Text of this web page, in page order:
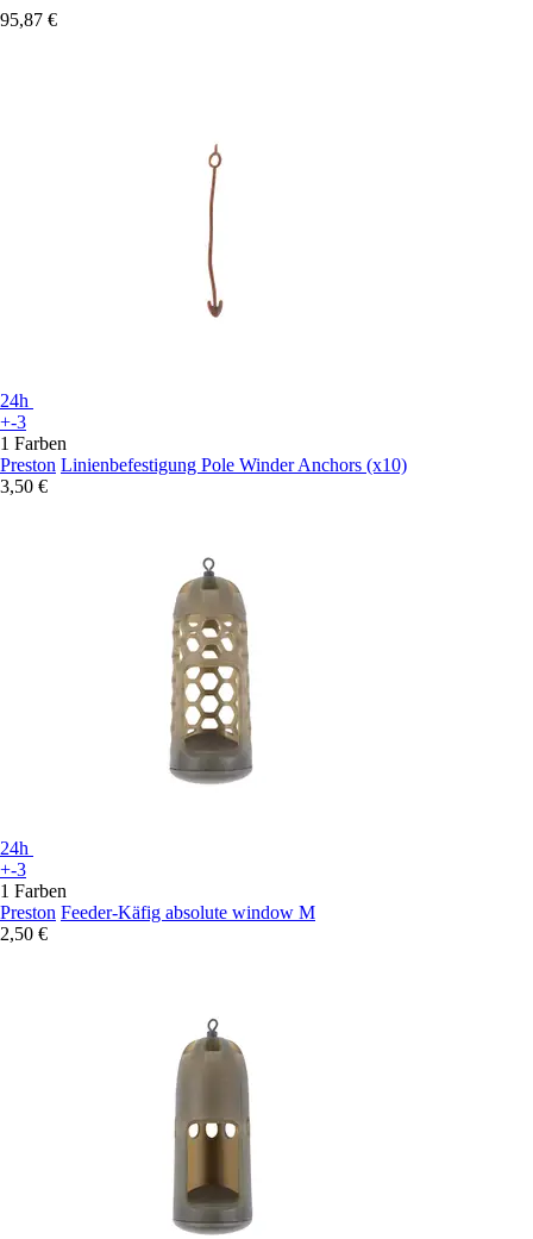
95,87 €
24h
+-3
1 Farben
Preston Linienbefestigung Pole Winder Anchors (x10)
3,50 €
24h
+-3
1 Farben
Preston Feeder-Käfig absolute window M
2,50 €